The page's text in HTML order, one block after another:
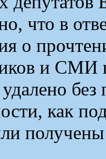
что в
о
и СМИ
без
как